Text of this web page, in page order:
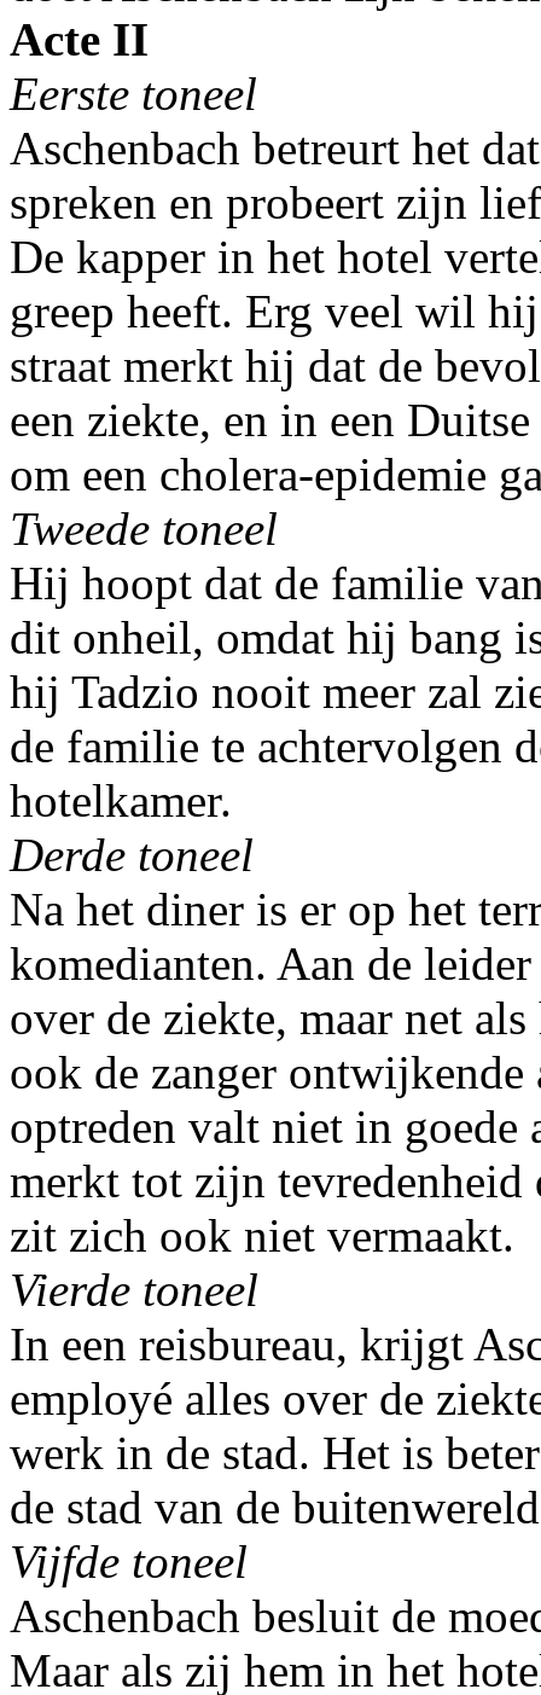
Acte II
Eerste toneel
Aschenbach betreurt het
spreken en probeert zijn
De kapper in het hotel
greep heeft. Erg veel wil
straat merkt hij dat de
een ziekte, en in een
om een cholera-epidemie
Tweede toneel
Hij hoopt dat de familie
dit onheil, omdat hij bang
hij Tadzio nooit meer zal
de familie te achtervolgen
hotelkamer.
Derde toneel
Na het diner is er op het
komedianten. Aan de
over de ziekte, maar net
ook de zanger
optreden valt niet in goede
merkt tot zijn tevredenheid
zit zich ook niet vermaakt.
Vierde toneel
In een reisbureau, krijgt
employé alles over de
werk in de stad. Het is
de stad van de
Vijfde toneel
Aschenbach besluit de
Maar als zij hem in het